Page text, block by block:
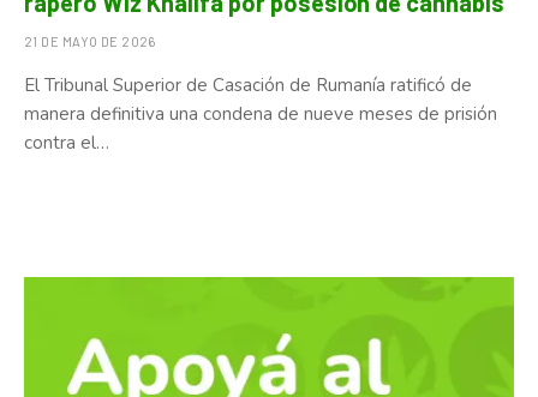
21 DE MAYO DE 2026
El Tribunal Superior de Casación de Rumanía ratificó de
manera definitiva una condena de nueve meses de prisión
contra el…